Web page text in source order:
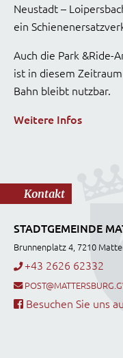
Neustadt –
ein
Auch die Park &Ride-
ist in diesem
Bahn bleibt nutzbar.
Weitere Infos
Kontakt
STADTGEMEINDE
Brunnenplatz 4, 7210
+43 2626 62332
Besuchen Sie uns